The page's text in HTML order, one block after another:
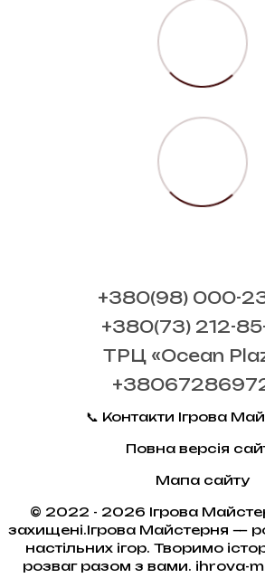
+380(98) 000-
+380(73) 212-
ТРЦ «Ocean
📞 Контакти Ігрова
Повна версія
Мапа сайту
© 2022 - 2026 Ігрова
захищені.Ігрова Майстерня —
настільних ігор. Творимо
розваг разом з вами. ihrova-